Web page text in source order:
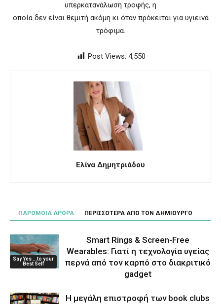
υπερκατανάλωση τροφής, η
οποία δεν είναι θεμιτή ακόμη κι όταν πρόκειται για υγιεινά
τρόφιμα.
Post Views: 4,550
Ελίνα Δημητριάδου
ΠΑΡΟΜΟΙΑ ΑΡΘΡΑ ΠΕΡΙΣΣΟΤΕΡΑ ΑΠΟ ΤΟΝ ΔΗΜΙΟΥΡΓΟ
Say Yes ...to your
Best Self
Smart Rings & Screen-Free
Wearables: Γιατί η τεχνολογία υγείας
περνά από τον καρπό στο διακριτικό
gadget
Η μεγάλη επιστροφή των book clubs